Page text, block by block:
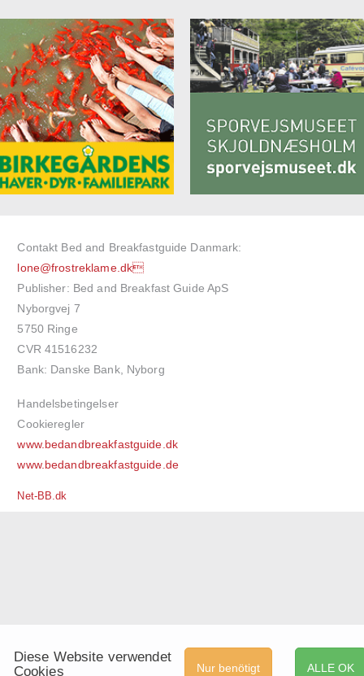
Contakt Bed and Breakfastguide Danmark:
lone@frostreklame.dk
Publisher: Bed and Breakfast Guide ApS
Nyborgvej 7
5750 Ringe
CVR 41516232
Bank: Danske Bank, Nyborg
Handelsbetingelser
Cookieregler
www.bedandbreakfastguide.dk
www.bedandbreakfastguide.de
Net-BB.dk
ALLE OK
Nur benötigt
Diese Website verwendet
Cookies